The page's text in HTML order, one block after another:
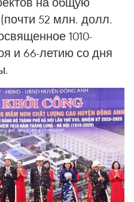
52 млн. долл.
1010-
и 66-летию со дня